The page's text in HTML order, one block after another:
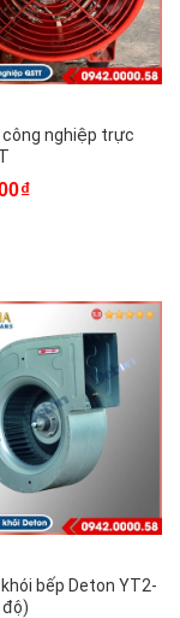
nghiệp trực
bếp Deton YT2-